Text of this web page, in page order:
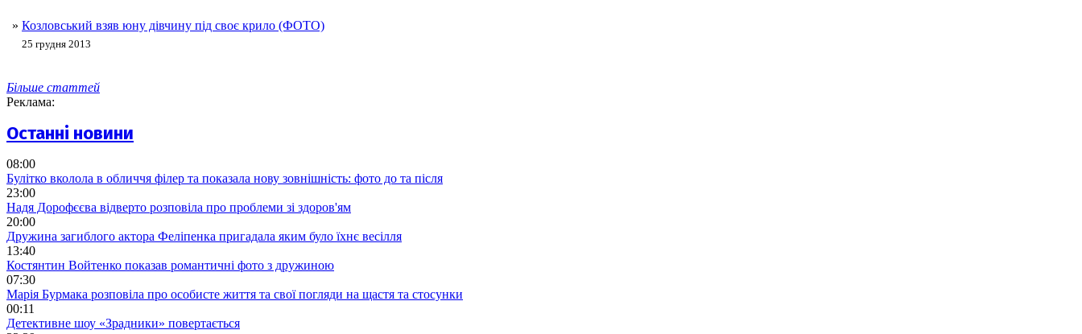
» Козловський взяв юну дівчину під своє крило (ФОТО)
25 грудня 2013
Більше статтей
Реклама:
Останні новини
08:00
Булітко вколола в обличчя філер та показала нову зовнішність: фото до та після
23:00
Надя Дорофєєва відверто розповіла про проблеми зі здоров'ям
20:00
Дружина загиблого актора Феліпенка пригадала яким було їхнє весілля
13:40
Костянтин Войтенко показав романтичні фото з дружиною
07:30
Марія Бурмака розповіла про особисте життя та свої погляди на щастя та стосунки
00:11
Детективне шоу «Зрадники» повертається